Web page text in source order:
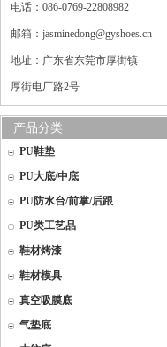
电话：086-0769-22808982
邮箱：jasminedong@gyshoes.cn
地址：广东省东莞市厚街镇
厚街电厂路2号
产品分类
PU鞋垫
PU大底/中底
PU防水台/前掌/后跟
PU类工艺品
鞋材烤漆
鞋材模具
真空吸膜底
气垫底